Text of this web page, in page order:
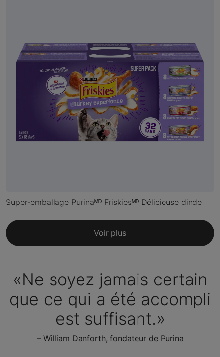
Super-emballage Purinaᴹᴰ Friskiesᴹᴰ Délicieuse dinde
Voir plus
«Ne soyez jamais certain
que ce qui a été accompli
est suffisant.»
– William Danforth, fondateur de Purina